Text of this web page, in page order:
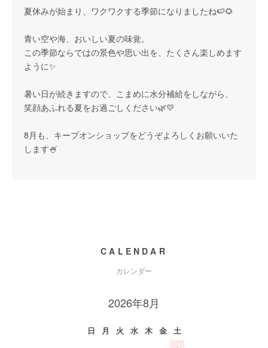
夏休みが始まり、ワクワクする季節になりましたね🍉🌻
青い空や海、おいしい夏の味覚。
この季節ならではの景色や思い出を、たくさん楽しめます
ように✨
暑い日が続きますので、こまめに水分補給をしながら、
笑顔あふれる夏をお過ごしください🌿💛
8月も、キープオンショップをどうぞよろしくお願いいた
します🍧
CALENDAR
カレンダー
2026年8月
日 月 火 水 木 金
土